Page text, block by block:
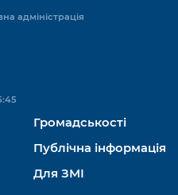
адміністрація
Громадськості
Публічна інформація
Для ЗМІ